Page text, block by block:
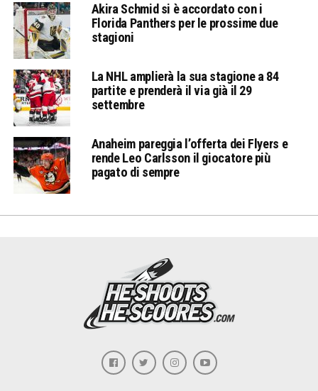
Akira Schmid si è accordato con i
Florida Panthers per le prossime due
stagioni
La NHL amplierà la sua stagione a 84
partite e prenderà il via già il 29
settembre
Anaheim pareggia l’offerta dei Flyers e
rende Leo Carlsson il giocatore più
pagato di sempre